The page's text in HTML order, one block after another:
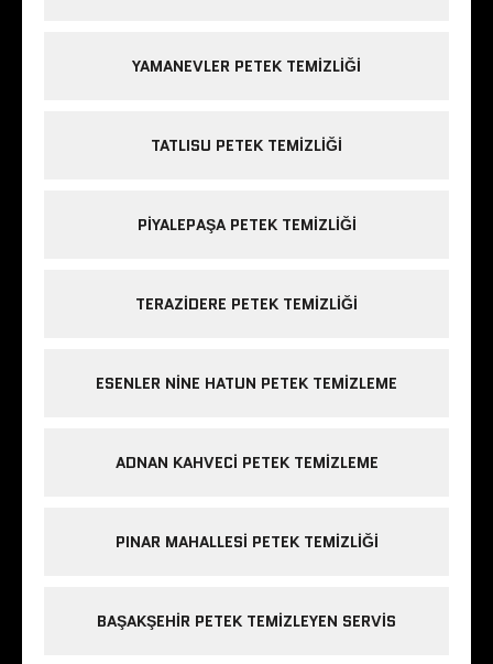
YAMANEVLER PETEK TEMIZLIĞI
TATLISU PETEK TEMIZLIĞI
PIYALEPAŞA PETEK TEMIZLIĞI
TERAZIDERE PETEK TEMIZLIĞI
ESENLER NINE HATUN PETEK TEMIZLEME
ADNAN KAHVECI PETEK TEMIZLEME
PINAR MAHALLESI PETEK TEMIZLIĞI
BAŞAKŞEHIR PETEK TEMIZLEYEN SERVIS